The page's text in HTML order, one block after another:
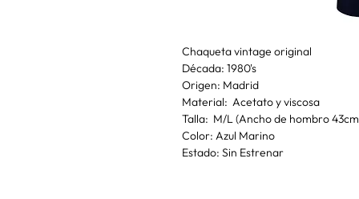
Chaqueta vintage original
Década: 1980's
Origen: Madrid
Material: Acetato y viscosa
Talla: M/L (Ancho de hombro
Color: Azul Marino
Estado: Sin Estrenar